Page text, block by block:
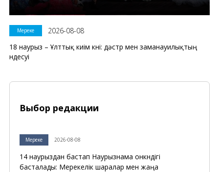
Мереке
2026-08-08
18 наурыз – Ұлттық киім күні: дәстүр мен заманауилықтың
үндесуі
Выбор редакции
Мереке 2026-08-08
14 наурыздан бастап Наурызнама онкүндігі
басталады: Мерекелік шаралар мен жаңа